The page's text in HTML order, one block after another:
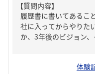
【質問内容】
履歴書に書いてあるこ
社に入ってからやりた
か、3年後のビジョン
体験